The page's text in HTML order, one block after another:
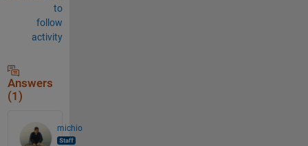
to
follow
activity
Answers
(1)
michio